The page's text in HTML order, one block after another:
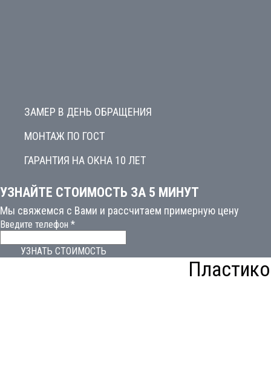
ЗАМЕР В ДЕНЬ ОБРАЩЕНИЯ
МОНТАЖ ПО ГОСТ
ГАРАНТИЯ НА ОКНА 10 ЛЕТ
УЗНАЙТЕ СТОИМОСТЬ ЗА 5 МИНУТ
Мы свяжемся с Вами и рассчитаем примерную цену
Введите телефон *
УЗНАТЬ СТОИМОСТЬ